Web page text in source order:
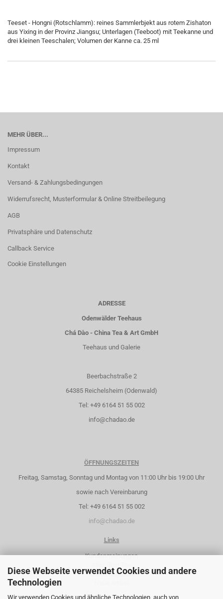
Diese Webseite verwendet Cookies und andere
Technologien
Wir verwenden Cookies und ähnliche Technologien, auch von
Teeset - Hongni (Rotschlamm): reines Sammlerbjekt aus rotem Zishaton
aus Yixing in der Provinz Jiangsu; Unterlagen (Teeboot) mit Teekanne und
drei kleinen Teeschalen; Volumen der Kanne ca. 25 ml
MEHR ÜBER...
Impressum
Kontakt
Versand- & Zahlungsbedingungen
Widerrufsrecht, Musterformular & Online Streitbeilegung
AGB
Privatsphäre und Datenschutz
Callback Service
Cookie Einstellungen
ADRESSE
Odenwälder Teehaus
Chá Dào - China Tea & Art GmbH
Teehaus und Galerie
Beerbachstraße 2
64385 Reichelsheim (Odenwald)
Tel: +49 6164 51 55 002
info@chadao.de
ÖFFNUNGSZEITEN
Freitag, Samstag, Sonntag und Montag von 11:00 Uhr bis 19:00 Uhr
sowie nach Vereinbarung
Tel: +49 6164 51 55 002
info@chadao.de
Links
Kundenmeinungen
Sonderangebote